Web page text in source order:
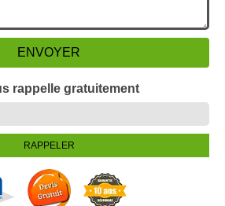
rappelle gratuitement